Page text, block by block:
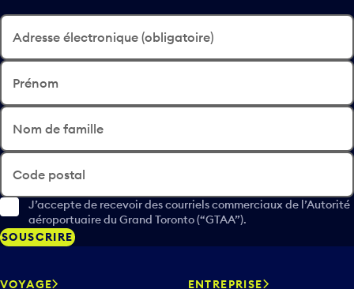
Adresse électronique (obligatoire)
Prénom
Nom de famille
Code postal
J’accepte de recevoir des courriels commerciaux de l’Autorité
aéroportuaire du Grand Toronto (“GTAA”).
SOUSCRIRE
VOYAGE ENTREPRISE